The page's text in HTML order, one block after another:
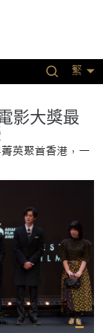
繁
影大獎最
英聚首香港，一